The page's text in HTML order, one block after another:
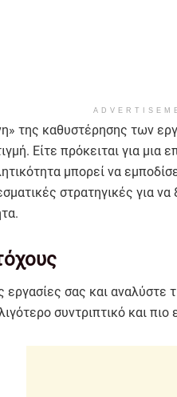
της καθυστέρησης των
Είτε πρόκειται για μια
μπορεί να
στρατηγικές για
εργασίες σας και αναλύστε
συντριπτικό και πιο